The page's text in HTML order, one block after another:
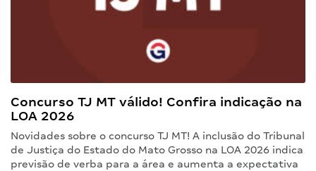
Concurso TJ MT válido! Confira indicação na
LOA 2026
Novidades sobre o concurso TJ MT! A inclusão do Tribunal
de Justiça do Estado do Mato Grosso na LOA 2026 indica
previsão de verba para a área e aumenta a expectativa